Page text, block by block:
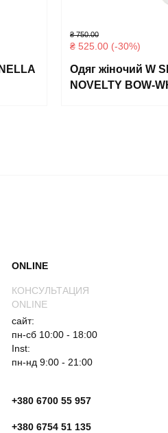
₴750.00
₴ 525.00 (-30%)
Одяг жіночий W
NOVELTY BOW-
ONLINE
КОНСУЛЬТАЦИЯ
ONLINE
сайт:
пн-сб 10:00 - 18:00
Inst:
пн-нд 9:00 - 21:00
+380 6700 55 957
+380 6754 51 135